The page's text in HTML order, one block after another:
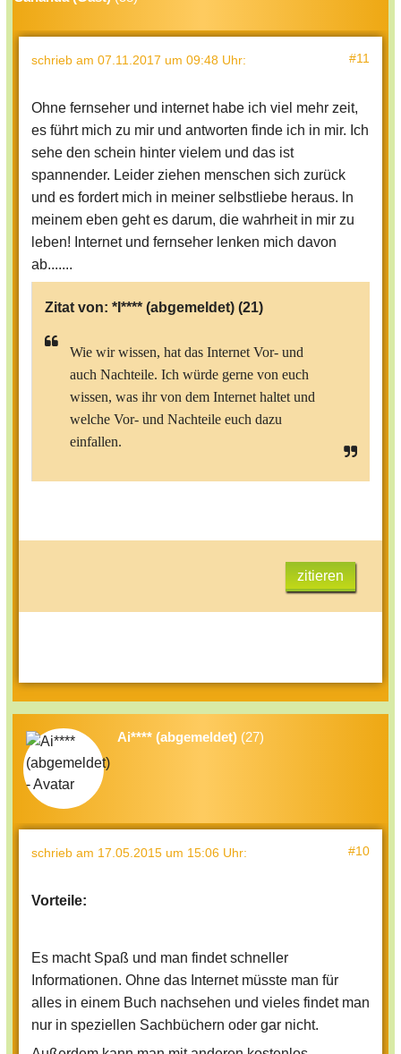
schrieb am 07.11.2017 um 09:48 Uhr: #11
Ohne fernseher und internet habe ich viel mehr zeit,
es führt mich zu mir und antworten finde ich in mir. Ich
sehe den schein hinter vielem und das ist
spannender. Leider ziehen menschen sich zurück
und es fordert mich in meiner selbstliebe heraus. ln
meinem eben geht es darum, die wahrheit in mir zu
leben! Internet und fernseher lenken mich davon
ab.......
Zitat von: *I**** (abgemeldet) (21)
Wie wir wissen, hat das Internet Vor- und
auch Nachteile. Ich würde gerne von euch
wissen, was ihr von dem Internet haltet und
welche Vor- und Nachteile euch dazu
einfallen.
zitieren
Ai**** (abgemeldet) (27)
schrieb am 17.05.2015 um 15:06 Uhr: #10
Vorteile:
Es macht Spaß und man findet schneller
Informationen. Ohne das Internet müsste man für
alles in einem Buch nachsehen und vieles findet man
nur in speziellen Sachbüchern oder gar nicht.